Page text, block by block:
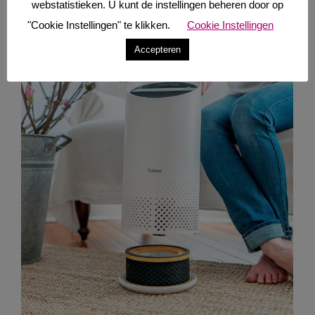
hierbij.
webstatistieken. U kunt de instellingen beheren door op
"Cookie Instellingen" te klikken.
Cookie Instellingen
Accepteren